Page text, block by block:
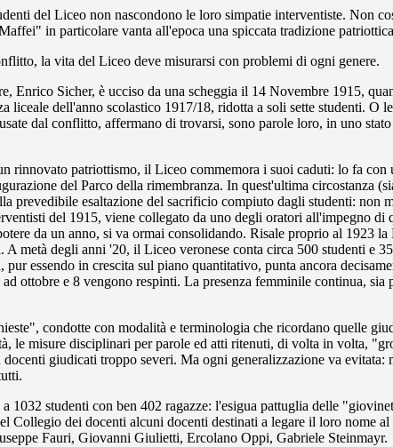
del Liceo non nascondono le loro simpatie interventiste. Non
in particolare vanta all'epoca una spiccata tradizione
la vita del Liceo deve misurarsi con problemi di ogni genere.
Sicher, è ucciso da una scheggia il 14 Novembre 1915,
liceale dell'anno scolastico 1917/18, ridotta a soli sette studenti.
dal conflitto, affermano di trovarsi, sono parole loro, in uno
rinnovato patriottismo, il Liceo commemora i suoi caduti: lo fa
del Parco della rimembranza. In quest'ultima circostanza
prevedibile esaltazione del sacrificio compiuto dagli studenti: non
del 1915, viene collegato da uno degli oratori all'impegno
da un anno, si va ormai consolidando. Risale proprio al 1923
metà degli anni '20, il Liceo veronese conta circa 500 studenti e
essendo in crescita sul piano quantitativo, punta ancora
ottobre e 8 vengono respinti. La presenza femminile continua,
condotte con modalità e terminologia che ricordano quelle
le misure disciplinari per parole ed atti ritenuti, di volta in volta,
giudicati troppo severi. Ma ogni generalizzazione va
1032 studenti con ben 402 ragazze: l'esigua pattuglia delle
Collegio dei docenti alcuni docenti destinati a legare il loro
Fauri, Giovanni Giulietti, Ercolano Oppi, Gabriele Steinmayr.